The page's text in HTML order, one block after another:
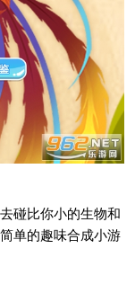
碰比你小的生物和
单的趣味合成小游